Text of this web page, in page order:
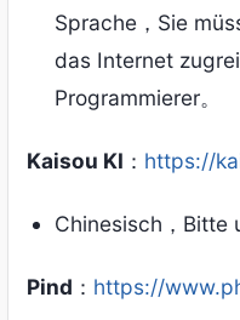
Sprache，Sie
das Internet
Programmierer。
Kaisou KI ： https://
Chinesisch，Bitte
Pind ： https://